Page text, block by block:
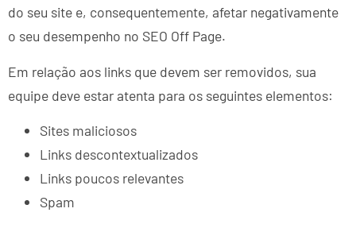
do seu site e, consequentemente, afetar negativamente
o seu desempenho no SEO Off Page.
Em relação aos links que devem ser removidos, sua
equipe deve estar atenta para os seguintes elementos:
Sites maliciosos
Links descontextualizados
Links poucos relevantes
Spam